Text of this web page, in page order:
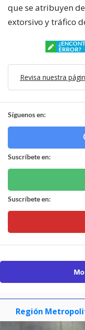
que se atribuyen
extorsivo y tráfico
ERROR?
Revisa nuestra
Síguenos en:
Suscríbete en:
Suscríbete en:
Región